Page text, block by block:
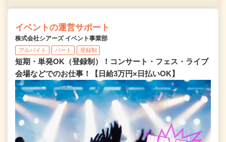
イベントの運営サポート
株式会社シアーズ イベント事業部
アルバイト パート 登録制
短期・単発OK（登録制）！コンサート・フェス・ライブ
会場などでのお仕事！【日給3万円×日払いOK】